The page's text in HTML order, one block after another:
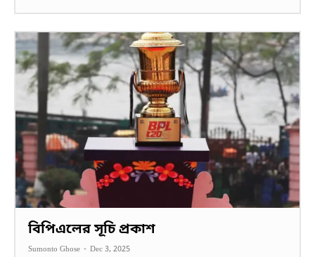
বিপিএলের সূচি প্রকাশ
Sumonto Ghose - Dec 3, 2025